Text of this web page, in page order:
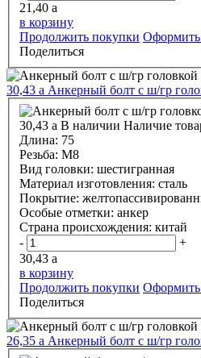
21,40 a
в корзину
Продолжить покупки Оформить
Поделиться
30,43 a Анкерный болт с ш/гр
30,43 a В наличии Наличие
Длина: 75
Резьба: М8
Вид головки: шестигранная
Материал изготовления: сталь
Покрытие:
Особые отметки: анкер
Страна происхождения: китай
-
+
30,43 a
в корзину
Продолжить покупки Оформить
Поделиться
26,35 a Анкерный болт с ш/гр